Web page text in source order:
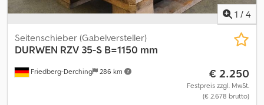
1 / 4
Friedberg-Derching 286 km
Seitenschieber (Gabelversteller)
DURWEN RZV 35-S B=1150 mm
€ 2.250
Festpreis zzgl. MwSt.
(€ 2.678 brutto)